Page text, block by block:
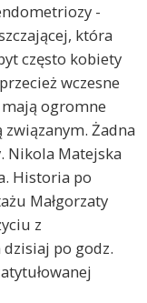
-
która
często kobiety
wczesne
ogromne
Żadna
Nikola Matejska
Historia po
Małgorzaty
z
po godz.